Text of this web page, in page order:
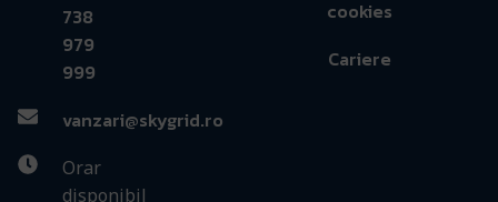
738
979
999
vanzari@skygrid.ro
Orar
disponibil
cookies
Cariere